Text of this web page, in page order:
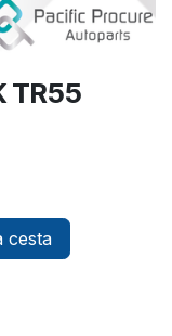
TR55
cesta